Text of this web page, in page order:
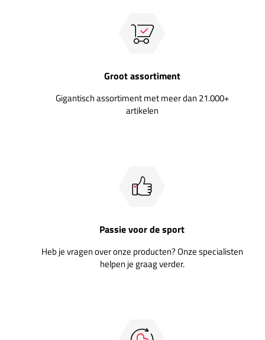
Groot assortiment
Gigantisch assortiment met meer dan 21.000+
artikelen
Passie voor de sport
Heb je vragen over onze producten? Onze specialisten
helpen je graag verder.